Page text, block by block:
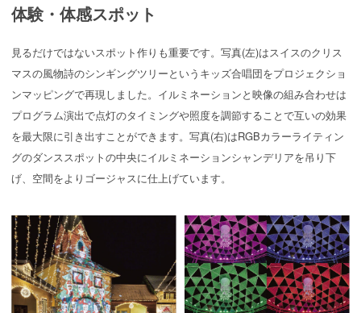
体験・体感スポット
見るだけではないスポット作りも重要です。写真(左)はスイスのクリス
マスの風物詩のシンギングツリーというキッズ合唱団をプロジェクショ
ンマッピングで再現しました。イルミネーションと映像の組み合わせは
プログラム演出で点灯のタイミングや照度を調節することで互いの効果
を最大限に引き出すことができます。写真(右)はRGBカラーライティン
グのダンススポットの中央にイルミネーションシャンデリアを吊り下
げ、空間をよりゴージャスに仕上げています。